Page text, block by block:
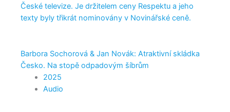
České televize. Je držitelem ceny Respektu a jeho
texty byly třikrát nominovány v Novinářské ceně.
Barbora Sochorová & Jan Novák: Atraktivní skládka
Česko. Na stopě odpadovým šíbrům
2025
Audio